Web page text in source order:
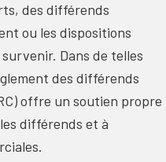
des différends
ou les dispositions
Dans de telles
des différends
offre un soutien propre
différends et à